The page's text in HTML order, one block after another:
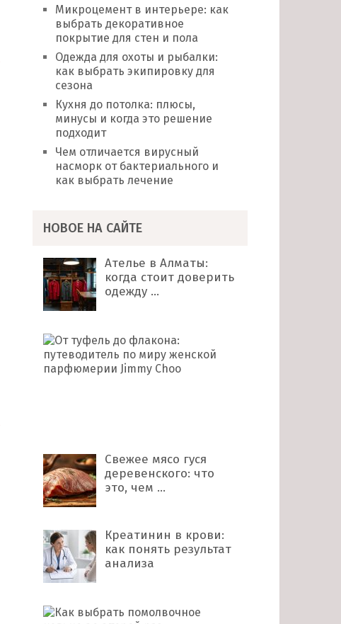
Микроцемент в интерьере: как
выбрать декоративное
покрытие для стен и пола
Одежда для охоты и рыбалки:
как выбрать экипировку для
сезона
Кухня до потолка: плюсы,
минусы и когда это решение
подходит
Чем отличается вирусный
насморк от бактериального и
как выбрать лечение
НОВОЕ НА САЙТЕ
Ателье в Алматы:
когда стоит доверить
одежду …
Свежее мясо гуся
деревенского: что
это, чем …
Креатинин в крови:
как понять результат
анализа